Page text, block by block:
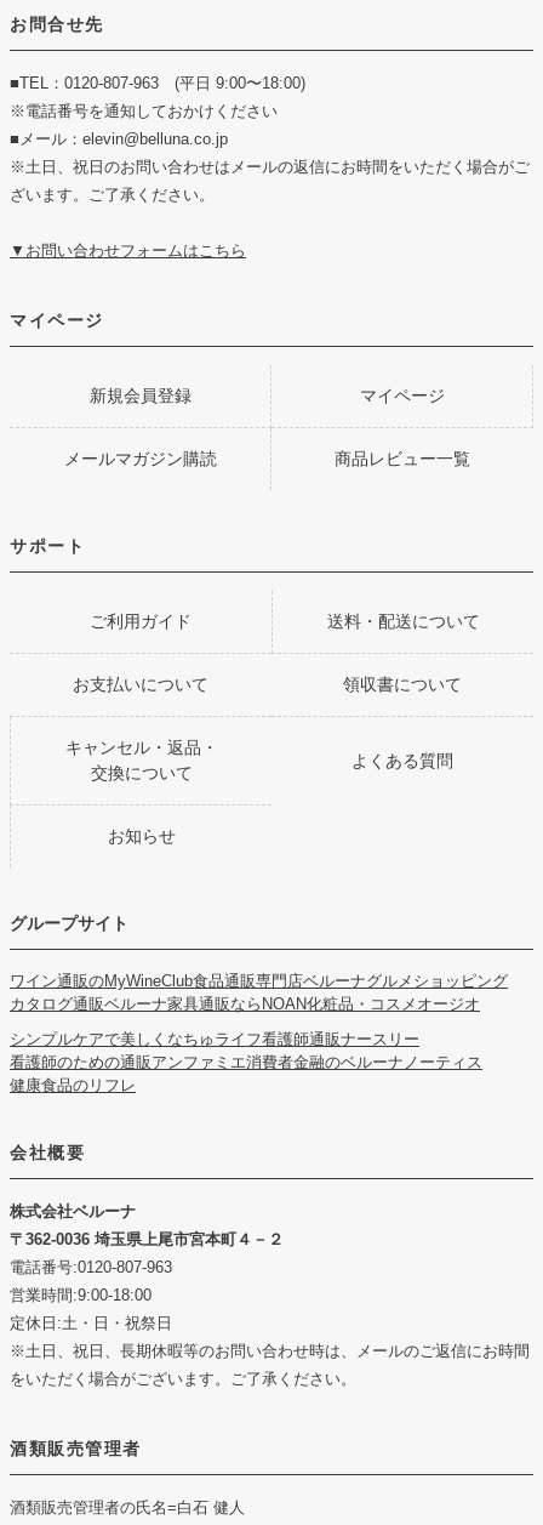
お問合せ先
■TEL：0120-807-963 (平日 9:00〜18:00)
※電話番号を通知しておかけください
■メール：elevin@belluna.co.jp
※土日、祝日のお問い合わせはメールの返信にお時間をいただく場合がご
ざいます。ご了承ください。
▼お問い合わせフォームはこちら
マイページ
新規会員登録 マイページ
メールマガジン購読 商品レビュー一覧
サポート
ご利用ガイド 送料・配送について
お支払いについて 領収書について
キャンセル・返品・
交換について
よくある質問
お知らせ
グループサイト
ワイン通販のMyWineClub食品通販専門店ベルーナグルメショッピング
カタログ通販ベルーナ家具通販ならNOAN化粧品・コスメオージオ
シンプルケアで美しくなちゅライフ看護師通販ナースリー
看護師のための通販アンファミエ消費者金融のベルーナノーティス
健康食品のリフレ
会社概要
株式会社ベルーナ
362-0036 埼玉県上尾市宮本町４－２
電話番号:0120-807-963
営業時間:9:00-18:00
定休日:土・日・祝祭日
※土日、祝日、長期休暇等のお問い合わせ時は、メールのご返信にお時間
をいただく場合がございます。ご了承ください。
酒類販売管理者
酒類販売管理者の氏名=白石 健人